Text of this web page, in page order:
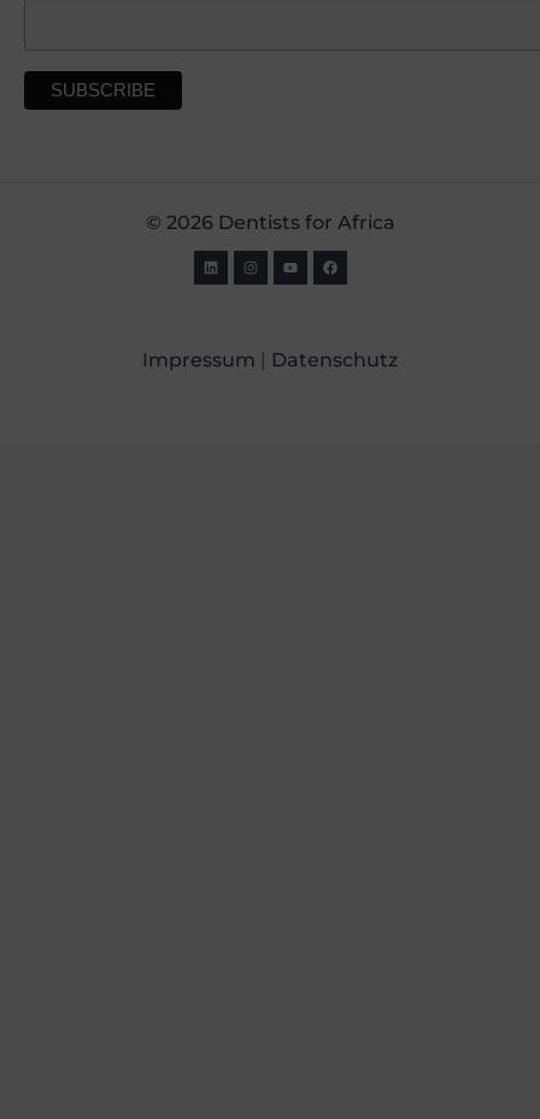
© 2026 Dentists for Africa
Impressum | Datenschutz